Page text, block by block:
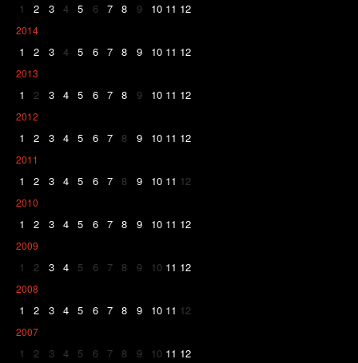
1 2 3 4 5 6 7 8 9 10 11 12
2014
1 2 3 4 5 6 7 8 9 10 11 12
2013
1 2 3 4 5 6 7 8 9 10 11 12
2012
1 2 3 4 5 6 7 8 9 10 11 12
2011
1 2 3 4 5 6 7 8 9 10 11 12
2010
1 2 3 4 5 6 7 8 9 10 11 12
2009
1 2 3 4 5 6 7 8 9 10 11 12
2008
1 2 3 4 5 6 7 8 9 10 11 12
2007
1 2 3 4 5 6 7 8 9 10 11 12